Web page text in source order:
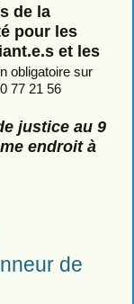
de la
pour les
et les
obligatoire sur
77 21 56
justice au 9
endroit à
de